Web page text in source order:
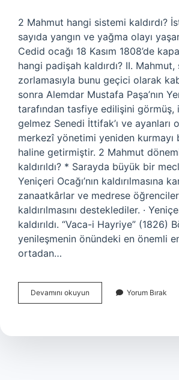
2 Mahmut hangi sistemi kaldırdı?
sayıda yangın ve yağma olayı
Cedid ocağı 18 Kasım 1808’de
hangi padişah kaldırdı? II. Mahmut,
zorlamasıyla bunu geçici olarak
sonra Alemdar Mustafa Paşa’nın
tarafından tasfiye edilişini
gelmez Senedi İttifak’ı ve ayanları
merkezî yönetimi yeniden kurmayı
haline getirmiştir. 2 Mahmut
kaldırıldı? * Sarayda büyük bir
Yeniçeri Ocağı’nın kaldırılmasına
zanaatkârlar ve medrese
kaldırılmasını desteklediler. ·
kaldırıldı. “Vaca-i Hayriye” (1826)
yenileşmenin önündeki en önemli
ortadan…
Devamını okuyun
Mahmut
Mı
Yorum Bırak